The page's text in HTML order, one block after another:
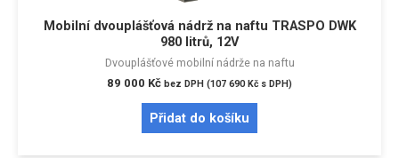
Mobilní dvouplášťová nádrž na naftu TRASPO DWK
980 litrů, 12V
Dvouplášťové mobilní nádrže na naftu
89 000 Kč bez DPH (107 690 Kč s DPH)
Přidat do košíku